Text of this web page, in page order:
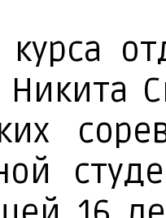
кур­са
Ни­ки­та